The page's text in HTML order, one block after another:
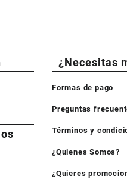
¿Necesitas
Formas de pago
Preguntas
Términos y
¿Quienes Somos?
¿Quieres